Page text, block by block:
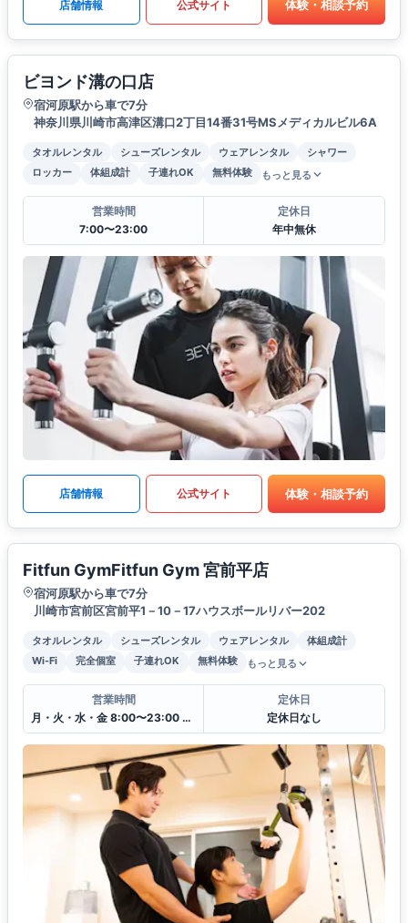
店舗情報 公式サイト 体験・相談予約
ビヨンド溝の口店
宿河原駅から車で7分
神奈川県川崎市高津区溝口2丁目14番31号MSメディカルビル6A
タオルレンタル シューズレンタル ウェアレンタル
シャワー
ロッカー
体組成計 子連れOK 無料体験 もっと見る
営業時間
7:00〜23:00
定休日
年中無休
店舗情報 公式サイト 体験・相談予約
Fitfun GymFitfun Gym 宮前平店
宿河原駅から車で7分
川崎市宮前区宮前平1－10－17ハウスボールリバー202
タオルレンタル シューズレンタル ウェアレンタル
体組成計
Wi-Fi
完全個室 子連れOK 無料体験 もっと見る
営業時間
月・火・水・金 8:00〜23:00 木・土・日・祝 10:00〜22:00
定休日
定休日なし